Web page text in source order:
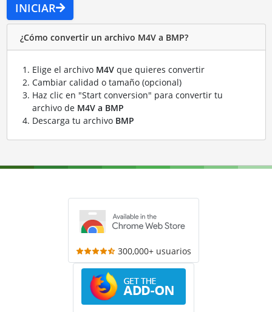
INICIAR
¿Cómo convertir un archivo M4V a BMP?
Elige el archivo M4Vque quieres convertir
Cambiar calidad o tamaño (opcional)
Haz clic en "Start conversion" para convertir tu
archivo de M4V a BMP
Descarga tu archivo BMP
300,000+ usuarios